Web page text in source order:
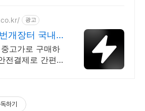
광고
개장터 국내
거래
고가로 구매하
전결제로 간편
하기